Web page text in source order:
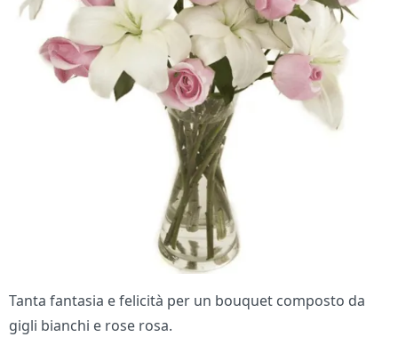
Tanta fantasia e felicità per un bouquet composto da
gigli bianchi e rose rosa.